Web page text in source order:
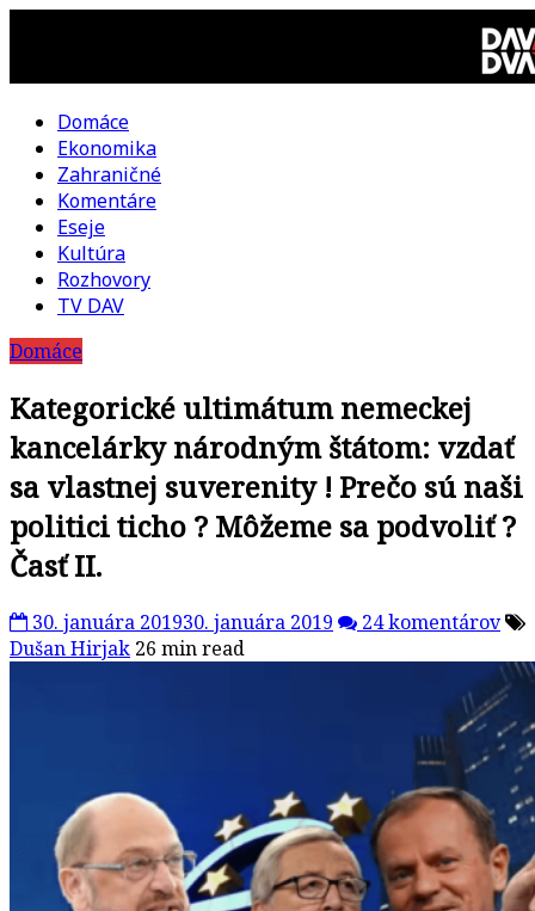
DAV
DVA
kultúrno-
politická
revue
Domáce
Ekonomika
Zahraničné
Komentáre
Eseje
Kultúra
Rozhovory
TV DAV
Domáce
Kategorické ultimátum nemeckej
kancelárky národným štátom: vzdať
sa vlastnej suverenity ! Prečo sú naši
politici ticho ? Môžeme sa podvoliť ?
Časť II.
30. januára 201930. januára 2019
24 komentárov
Dušan Hirjak 26 min read